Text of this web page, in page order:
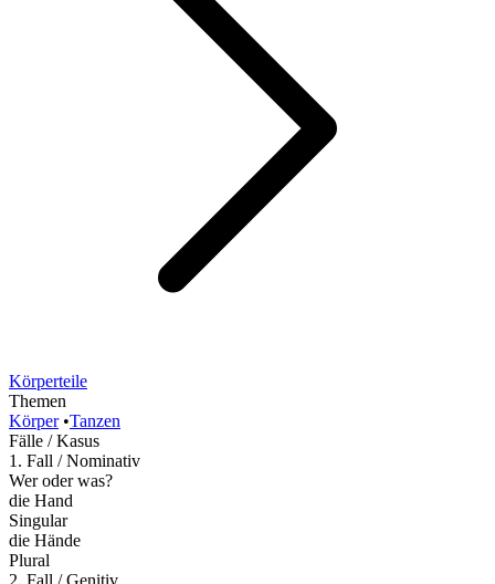
Körperteile
Themen
Körper •Tanzen
Fälle / Kasus
1. Fall / Nominativ
Wer oder was?
die Hand
Singular
die Hände
Plural
2. Fall / Genitiv